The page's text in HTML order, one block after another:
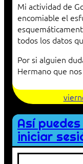
Mi actividad de
encomiable el
todos los datos
Por si alguien
Hermano que
Así
iniciar